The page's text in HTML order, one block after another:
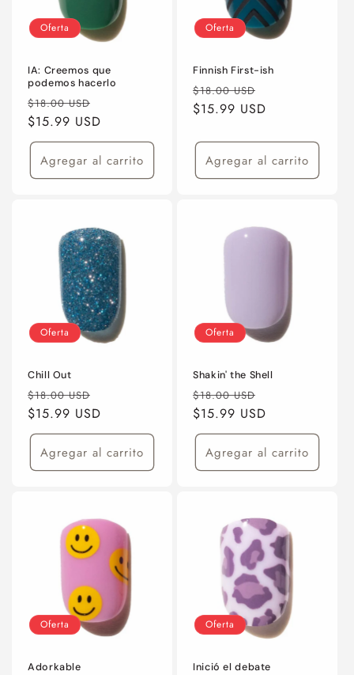
Oferta
IA: Creemos que
podemos hacerlo
Precio
habitual
$18.00 USD
de
oferta
$15.99 USD
Agregar al carrito
Oferta
Finnish First-ish
Precio
habitual
$18.00 USD
de
$15.99 USD
Agregar al carrito
Oferta
Chill Out
Precio
habitual
$18.00 USD
de
oferta
$15.99 USD
Agregar al carrito
Oferta
Shakin' the Shell
Precio
habitual
$18.00 USD
de
oferta
$15.99 USD
Agregar al carrito
Oferta
Adorkable
Oferta
Inició el debate